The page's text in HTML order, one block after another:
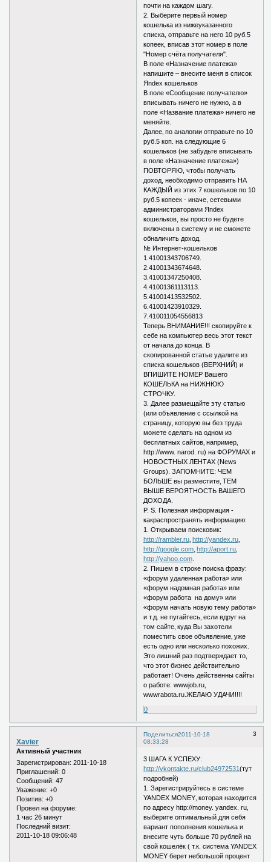
почти на каждом шагу.
2. Выберите первый номер
кошелька из нижеуказанного
списка, отправьте на него 10 руб.5
копеек, вписав этот номер в поле
"Номер счёта получателя".
В поле «Назначение платежа»
напишите – внесите меня в список
Яndex кошельков
В поле «Сообщение получателю»
вписывать ничего не нужно, а в
поле «Название платежа» ничего не
меняйте.
Далее‚ по аналогии отправьте по 10
руб.5 коп. на следующие 6
кошельков (не забудьте вписывать
в поле «Назначение платежа»)
ПОВТОРЯЮ, чтобы получать
доход, необходимо отправить НА
КАЖДЫЙ из этих 7 кошельков по 10
руб.5 копеек - иначе, сетевыми
администраторами Яndex
кошельков, вы просто не будете
включены в систему и не сможете
обналичить доход.
№ Интернет-кошельков
1.41001343706749.
2.41001343674648.
3.41001347250408.
4.41001361113113.
5.41001413532502.
6.41001423910329.
7.410011054556813
Теперь ВНИМАНИЕ!!! скопируйте к
себе на компьютер весь этот текст
от начала до конца. В
скопированной статье удалите из
списка кошельков (ВЕРХНИЙ) и
ВПИШИТЕ НОМЕР Вашего
КОШЕЛЬКА на НИЖНЮЮ
СТРОЧКУ.
3. Далее размещайте эту статью
(или объявление с ссылкой на
страницу‚ которую вы без труда
можете сделать на одном из
бесплатных сайтов‚ например‚
http://www. narod. ru) на ФОРУМАХ и
НОВОСТНЫХ ЛЕНТАХ (News
Groups). ЗАПОМНИТЕ: ЧЕМ
БОЛЬШЕ вы разместите‚ ТЕМ
ВЫШЕ ВЕРОЯТНОСТЬ ВАШЕГО
ДОХОДА.
P. S. Полезная информация -
какраспространять информацию:
1. Открываем поисковик:
http://rambler.ru ‚http://yandex.ru
http://google.com ‚http://aport.ru
http://yahoo.com
2. Пишем в строке поиска фразу:
«форум удаленная работа» или
«форум надомная работа» или
«форум работа на дому» или
«форум начать новую тему работа»
и т.д. не пугайтесь‚ если вдруг на
том сайте‚ куда Вы захотели
поместить свое объявление‚ уже
есть одно или несколько похожих.
Это лишний раз подтверждает то‚
что этот бизнес действительно
работает! Очень действенны сайты
о работе: wwwjob.ru‚
wwwrabota.ru.ЖЕЛАЮ УДАЧИ!!!!
0
Поделиться 3
2011-10-18
08:33:28
Xavier
Активный участник
Зарегистрирован: 2011-10-18
Приглашений: 0
Сообщений: 47
Уважение: +0
Позитив: +0
Провел на форуме:
1 час 26 минут
Последний визит:
2011-10-18 09:06:48
3 ШАГА К УСПЕХУ:
http://vkontakte.ru/club24972531(тут
подробней)
1. Зарегистрируйтесь в системе
YANDEX MONEY‚ которая находится
по адресу http://money. yandex. ru‚
выберите оптимальный для себя
вариант пополнения кошелька и
внесите чуть больше 70 рублей на
свой кошелёк ( т.к. система YANDEX
MONEY берет небольшой процент